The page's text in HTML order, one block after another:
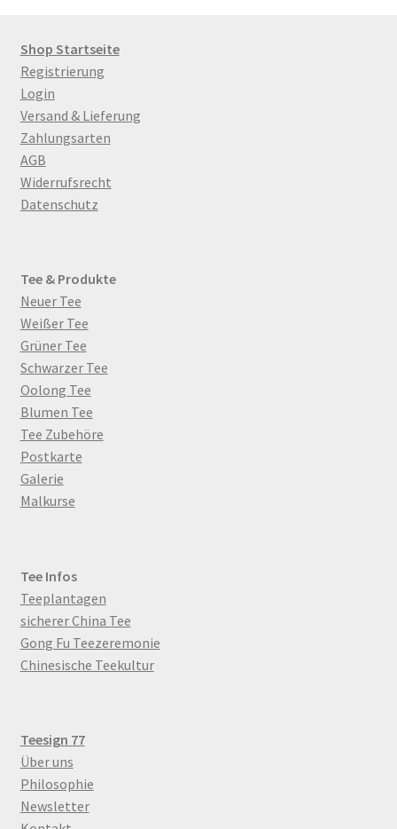
Shop Startseite
Registrierung
Login
Versand & Lieferung
Zahlungsarten
AGB
Widerrufsrecht
Datenschutz
Tee & Produkte
Neuer Tee
Weißer Tee
Grüner Tee
Schwarzer Tee
Oolong Tee
Blumen Tee
Tee Zubehöre
Postkarte
Galerie
Malkurse
Tee Infos
Teeplantagen
sicherer China Tee
Gong Fu Teezeremonie
Chinesische Teekultur
Teesign 77
Über uns
Philosophie
Newsletter